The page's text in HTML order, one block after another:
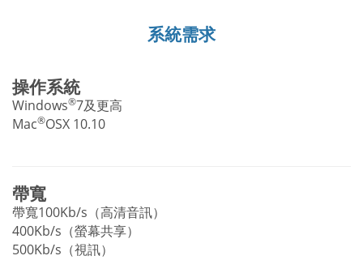
系統需求
操作系統
Windows®7及更高
Mac®OSX 10.10
帶寬
帶寬100Kb/s（高清音訊）
400Kb/s（螢幕共享）
500Kb/s（視訊）